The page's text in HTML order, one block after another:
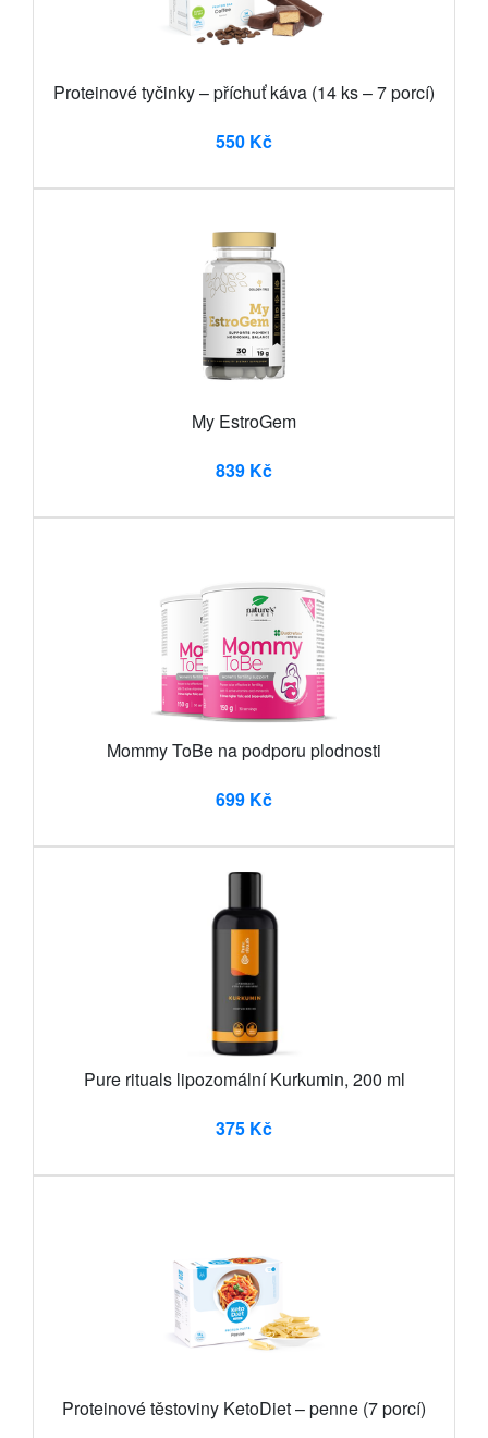
Proteinové tyčinky – příchuť káva (14 ks – 7 porcí)
550 Kč
My EstroGem
839 Kč
Mommy ToBe na podporu plodnosti
699 Kč
Pure rituals lipozomální Kurkumin, 200 ml
375 Kč
Proteinové těstoviny KetoDiet – penne (7 porcí)